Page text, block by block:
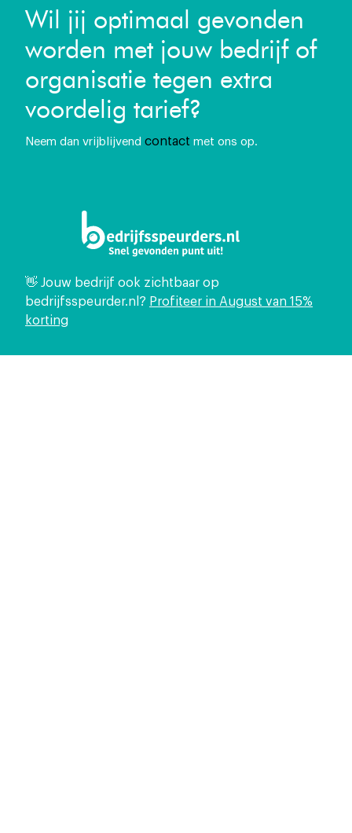
Wil jij optimaal gevonden
worden met jouw bedrijf of
organisatie tegen extra
voordelig tarief?
Neem dan vrijblijvend contact met ons op.
👋 Jouw bedrijf ook zichtbaar op
bedrijfsspeurder.nl? Profiteer in August van 15%
korting